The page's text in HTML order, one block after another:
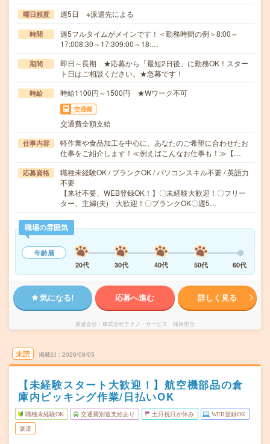
曜日頻度 週5日 ※派遣先による
時間
週5フルタイムがメインです！＜勤務時間の例＞8:00～
17:008:30～17:309:00～18:…
期間
即日～長期 ★応募から「最短2日後」に勤務OK！スター
ト日はご相談ください。★急募です！
時給 時給1100円～1500円 ★Wワーク不可
交通費
交通費全額支給
仕事内容
軽作業や食品加工を中心に、あなたのご希望に合わせたお
仕事をご紹介します！≪例えばこんなお仕事も！≫【…
応募資格
職種未経験OK / ブランクOK / パソコンスキル不要 / 英語力
不要
【来社不要、WEB登録OK！】〇未経験大歓迎！〇フリー
ター、主婦(夫) 大歓迎！〇ブランクOK〇週5…
職場の雰囲気
年齢層
20代
30代 40代 50代 60代
気になる! 応募へ進む 詳しく見る
派遣会社 株式会社テクノ・サービス 採用担当
未読 掲載日 2026/08/05
【未経験スタート大歓迎！】航空機部品の倉
庫内ピッキング作業/日払いOK
職種未経験OK 交通費別途支給あり 土日祝日が休み WEB登録OK
派遣